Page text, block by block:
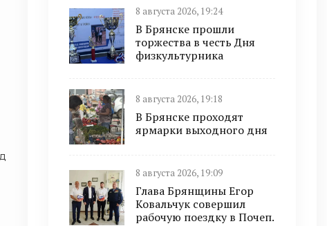
8 августа 2026, 19:24
В Брянске прошли
торжества в честь Дня
физкультурника
8 августа 2026, 19:18
В Брянске проходят
ярмарки выходного дня
8 августа 2026, 19:09
Глава Брянщины Егор
Ковальчук совершил
рабочую поездку в Почеп.